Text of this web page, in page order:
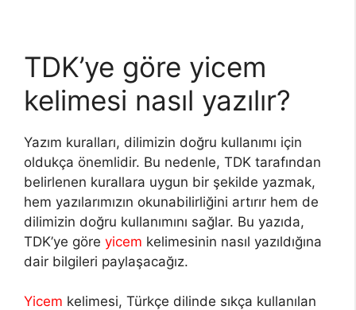
TDK’ye göre yicem
kelimesi nasıl yazılır?
Yazım kuralları, dilimizin doğru kullanımı için
oldukça önemlidir. Bu nedenle, TDK tarafından
belirlenen kurallara uygun bir şekilde yazmak,
hem yazılarımızın okunabilirliğini artırır hem de
dilimizin doğru kullanımını sağlar. Bu yazıda,
TDK’ye göre yicem kelimesinin nasıl yazıldığına
dair bilgileri paylaşacağız.
Yicem kelimesi, Türkçe dilinde sıkça kullanılan